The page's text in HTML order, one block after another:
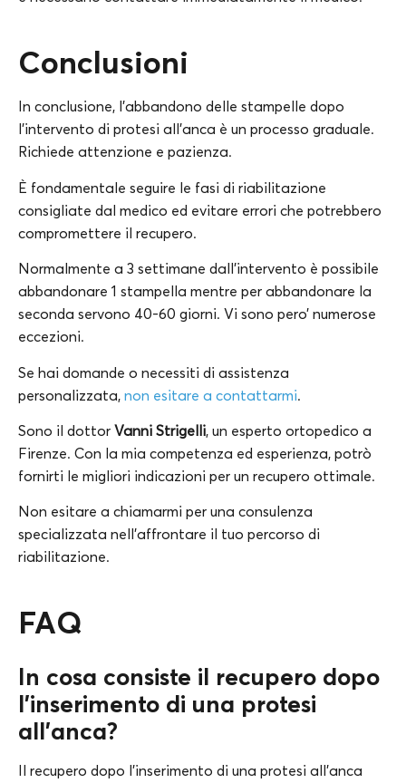
Conclusioni
In conclusione, l’abbandono delle stampelle dopo
l’intervento di protesi all’anca è un processo graduale.
Richiede attenzione e pazienza.
È fondamentale seguire le fasi di riabilitazione
consigliate dal medico ed evitare errori che potrebbero
compromettere il recupero.
Normalmente a 3 settimane dall’intervento è possibile
abbandonare 1 stampella mentre per abbandonare la
seconda servono 40-60 giorni. Vi sono pero’ numerose
eccezioni.
Se hai domande o necessiti di assistenza
personalizzata, non esitare a contattarmi.
Sono il dottor Vanni Strigelli, un esperto ortopedico a
Firenze. Con la mia competenza ed esperienza, potrò
fornirti le migliori indicazioni per un recupero ottimale.
Non esitare a chiamarmi per una consulenza
specializzata nell’affrontare il tuo percorso di
riabilitazione.
FAQ
In cosa consiste il recupero dopo
l’inserimento di una protesi
all’anca?
Il recupero dopo l’inserimento di una protesi all’anca